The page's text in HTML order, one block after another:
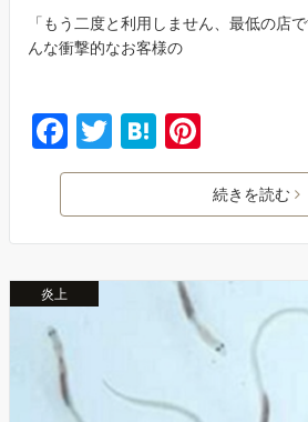
「もう二度と利用しません、最低の店
んな衝撃的なお客様の
F
a
e
b
o
k
T
w
er
H
at
n
a
nt
er
e
st
続きを読む
炎上